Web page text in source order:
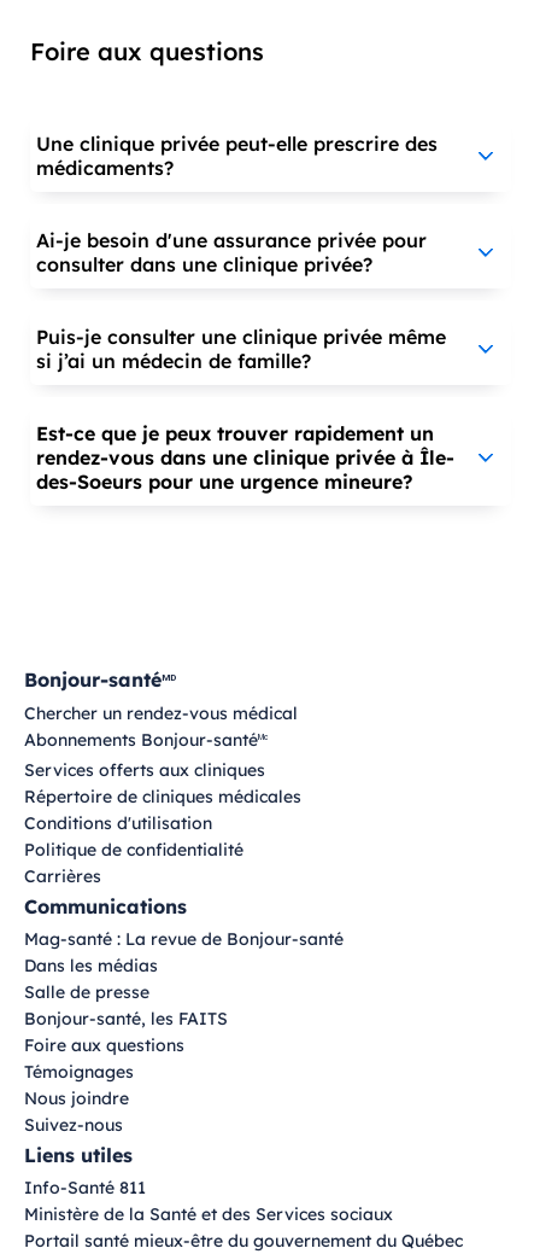
Foire aux questions
Une clinique privée peut-elle prescrire des
médicaments?
Ai-je besoin d'une assurance privée pour
consulter dans une clinique privée?
Puis-je consulter une clinique privée même
si j’ai un médecin de famille?
Est-ce que je peux trouver rapidement un
rendez-vous dans une clinique privée à Île-
des-Soeurs pour une urgence mineure?
Bonjour-santéMD
Chercher un rendez-vous médical
Abonnements Bonjour-santéMc
Services offerts aux cliniques
Répertoire de cliniques médicales
Conditions d'utilisation
Politique de confidentialité
Carrières
Communications
Mag-santé : La revue de Bonjour-santé
Dans les médias
Salle de presse
Bonjour-santé, les FAITS
Foire aux questions
Témoignages
Nous joindre
Suivez-nous
Liens utiles
Info-Santé 811
Ministère de la Santé et des Services sociaux
Portail santé mieux-être du gouvernement du Québec